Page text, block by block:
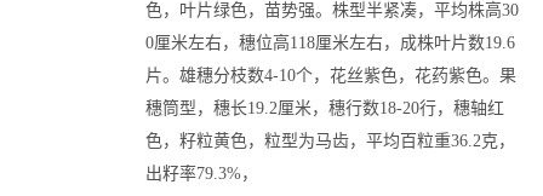
色，叶片绿色，苗势强。株型半紧凑，平均株高30
0厘米左右，穗位高118厘米左右，成株叶片数19.6
片。雄穗分枝数4-10个，花丝紫色，花药紫色。果
穗筒型，穗长19.2厘米，穗行数18-20行，穗轴红
色，籽粒黄色，粒型为马齿，平均百粒重36.2克，
出籽率79.3%，